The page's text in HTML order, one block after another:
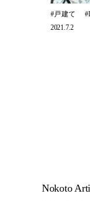
戸建て
2021.7.2
Nokoto